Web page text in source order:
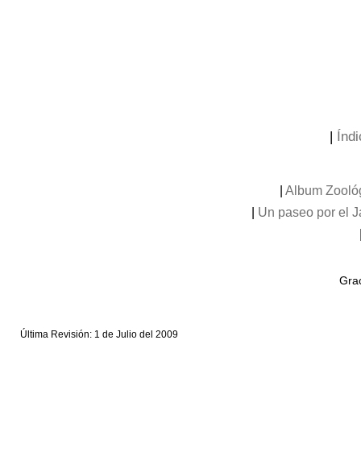
|
Album
Un paseo por el
Última Revisión: 1 de Julio del 2009